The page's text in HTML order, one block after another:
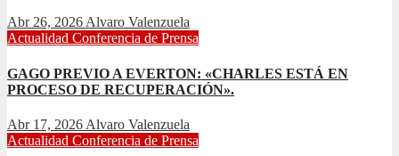
Abr 26, 2026 Alvaro Valenzuela
Actualidad Conferencia de Prensa
GAGO PREVIO A EVERTON: «CHARLES ESTÁ EN
PROCESO DE RECUPERACIÓN».
Abr 17, 2026 Alvaro Valenzuela
Actualidad Conferencia de Prensa